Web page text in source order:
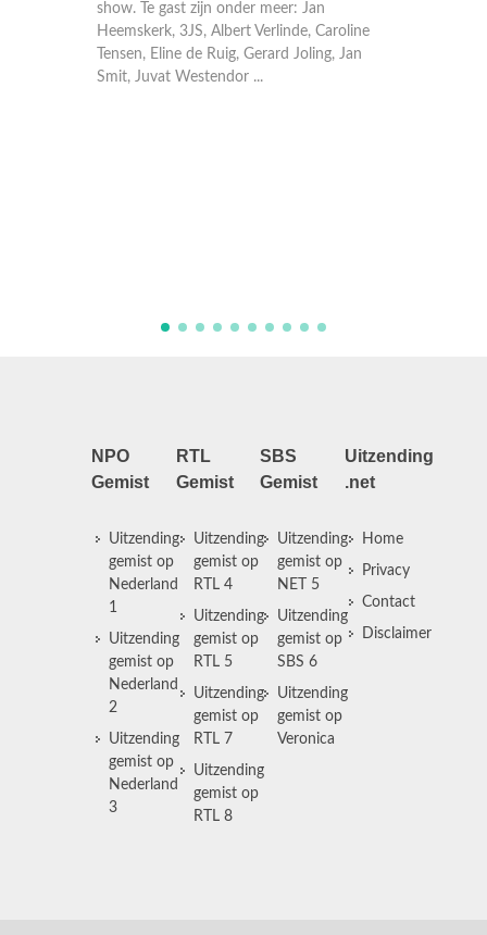
show. Te gast zijn onder meer: Jan
Heemskerk, 3JS, Albert Verlinde, Caroline
Tensen, Eline de Ruig, Gerard Joling, Jan
Smit, Juvat Westendor ...
NPO
Gemist
Uitzending
gemist op
Nederland
1
Uitzending
gemist op
Nederland
2
Uitzending
gemist op
Nederland
3
RTL
Gemist
Uitzending
gemist op
RTL 4
Uitzending
gemist op
RTL 5
Uitzending
gemist op
RTL 7
Uitzending
gemist op
RTL 8
SBS
Gemist
Uitzending
gemist op
NET 5
Uitzending
gemist op
SBS 6
Uitzending
gemist op
Veronica
Uitzending
.net
Home
Privacy
Contact
Disclaimer